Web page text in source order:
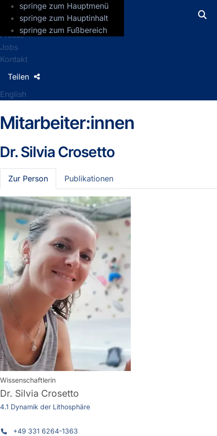
springe zum Hauptmenü
springe zum Hauptinhalt
springe zum Fußbereich
GFZ Helmholtz-Zentrum für
Presse
Jobs
Kontakt
English
Teilen
Mitarbeiter:innen
Dr.Silvia Crosetto
Zur Person Publikationen
Wissenschaftlerin
Dr. Silvia Crosetto
4.1 Dynamik der Lithosphäre
+49 331 6264-1363